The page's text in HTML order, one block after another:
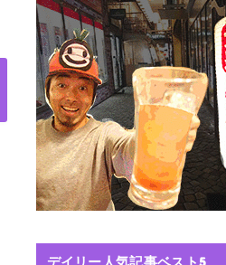
デイリー人気記事ベスト5